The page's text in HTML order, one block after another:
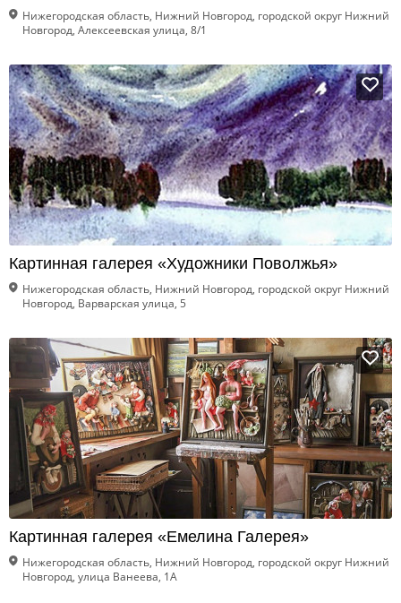
Нижегородская область, Нижний Новгород, городской округ Нижний
Новгород, Алексеевская улица, 8/1
Картинная галерея «Художники Поволжья»
Нижегородская область, Нижний Новгород, городской округ Нижний
Новгород, Варварская улица, 5
Картинная галерея «Емелина Галерея»
Нижегородская область, Нижний Новгород, городской округ Нижний
Новгород, улица Ванеева, 1А